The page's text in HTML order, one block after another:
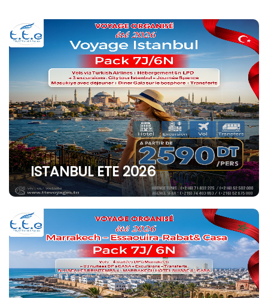
ISTANBUL ETE 2026